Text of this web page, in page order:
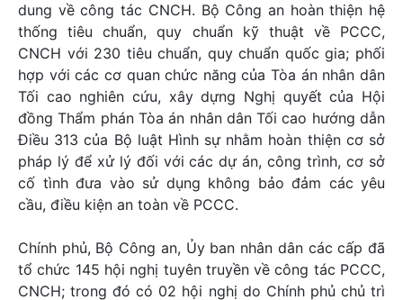
dung về công tác CNCH. Bộ Công an hoàn thiện hệ
thống tiêu chuẩn, quy chuẩn kỹ thuật về PCCC,
CNCH với 230 tiêu chuẩn, quy chuẩn quốc gia; phối
hợp với các cơ quan chức năng của Tòa án nhân dân
Tối cao nghiên cứu, xây dựng Nghị quyết của Hội
đồng Thẩm phán Tòa án nhân dân Tối cao hướng dẫn
Điều 313 của Bộ luật Hình sự nhằm hoàn thiện cơ sở
pháp lý để xử lý đối với các dự án, công trình, cơ sở
cố tình đưa vào sử dụng không bảo đảm các yêu
cầu, điều kiện an toàn về PCCC.
Chính phủ, Bộ Công an, Ủy ban nhân dân các cấp đã
tổ chức 145 hội nghị tuyên truyền về công tác PCCC,
CNCH; trong đó có 02 hội nghị do Chính phủ chủ trì